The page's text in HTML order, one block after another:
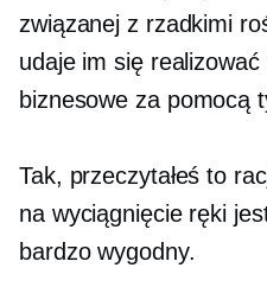
związanej z rzadkimi
udaje im się
biznesowe za pomocą
Tak, przeczytałeś to
na wyciągnięcie ręki
bardzo wygodny.